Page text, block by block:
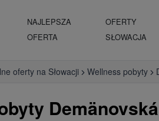
NAJLEPSZA
OFERTA
OFERTY
SŁOWACJA
oferty na Słowacji Wellness pobyty